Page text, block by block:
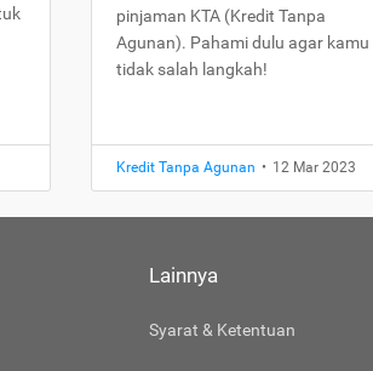
pinjaman KTA (Kredit Tanpa
Agunan). Pahami dulu agar kamu
tidak salah langkah!
Kredit Tanpa Agunan • 12 Mar 2023
Lainnya
Syarat & Ketentuan